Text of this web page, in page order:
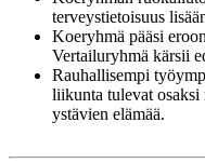
terveystietoisuus
Koeryhmä pääsi
Vertailuryhmä kärsii
Rauhallisempi
liikunta tulevat
ystävien elämää.